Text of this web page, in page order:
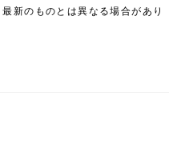
新のものとは異なる場合があり